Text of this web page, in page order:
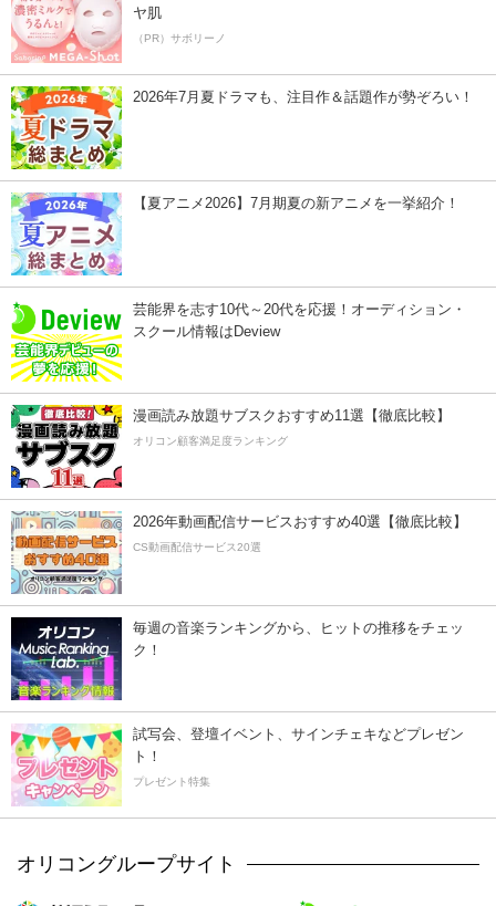
ヤ肌
（PR）サボリーノ
2026年7月夏ドラマも、注目作＆話題作が勢ぞろい！
【夏アニメ2026】7月期夏の新アニメを一挙紹介！
芸能界を志す10代～20代を応援！オーディション・
スクール情報はDeview
漫画読み放題サブスクおすすめ11選【徹底比較】
オリコン顧客満足度ランキング
2026年動画配信サービスおすすめ40選【徹底比較】
CS動画配信サービス20選
毎週の音楽ランキングから、ヒットの推移をチェッ
ク！
試写会、登壇イベント、サインチェキなどプレゼン
ト！
プレゼント特集
オリコングループサイト